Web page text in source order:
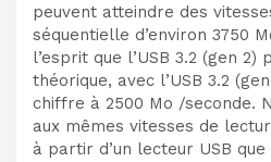
peuvent atteindre des
séquentielle d’environ 3750
l’esprit que l’USB 3.2 (gen
théorique, avec l’USB 3.2
chiffre à 2500 Mo /seconde.
aux mêmes vitesses de
à partir d’un lecteur USB que